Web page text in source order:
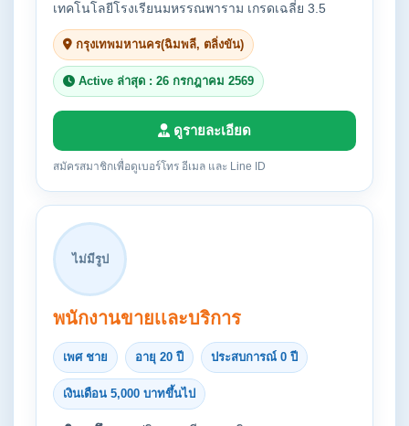
เทคโนโลยีโรงเรียนมหรรณพาราม เกรดเฉลี่ย 3.5
กรุงเทพมหานคร(ฉิมพลี, ตลิ่งขัน)
Active ล่าสุด : 26 กรกฎาคม 2569
ดูรายละเอียด
สมัครสมาชิกเพื่อดูเบอร์โทร อีเมล และ Line ID
ไม่มีรูป
พนักงานขายเเละบริการ
เพศ ชาย อายุ 20 ปี ประสบการณ์ 0 ปี
เงินเดือน 5,000 บาทขึ้นไป